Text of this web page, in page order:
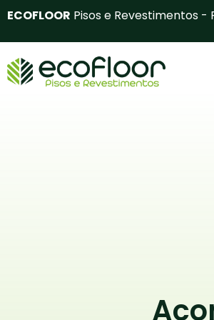
o
conteúdo
ECOFLOOR Pisos e Revestimentos -